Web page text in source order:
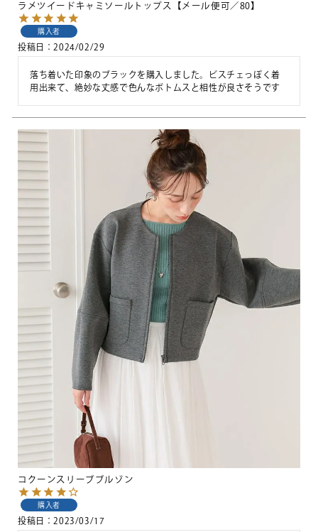
ラメツイードキャミソールトップス【メール便可／80】
購入者
投稿日 2024/02/29
落ち着いた印象のブラックを購入しました。ビスチェっぽく着
用出来て、絶妙な丈感で色んなボトムスと相性が良さそうです
コクーンスリーブブルゾン
購入者
投稿日 2023/03/17